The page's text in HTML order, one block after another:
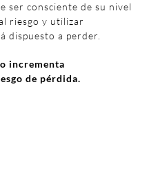
ser consciente de su nivel
riesgo y utilizar
dispuesto a perder.
incrementa
de pérdida.